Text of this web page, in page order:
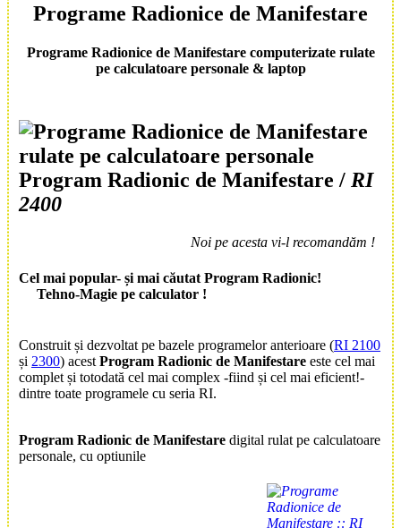
Programe Radionice de Manifestare
Programe Radionice de Manifestarecomputerizate rulate
pe calculatoare personale & laptop
Program Radionic de Manifestare / RI
2400
Noi pe acesta vi-l recomandăm !
Cel mai popular- și mai căutat Program Radionic!
Tehno-Magie pe calculator !
Construit și dezvoltat pe bazele programelor anterioare (RI 2100
și 2300) acest Program Radionic de Manifestare este cel mai
complet și totodată cel mai complex -fiind și cel mai eficient!-
dintre toate programele cu seria RI.
Program Radionic de Manifestare digital rulat pe calculatoare
personale, cu optiunile